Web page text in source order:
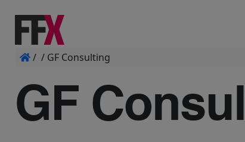
/ / GF Consulting
GF